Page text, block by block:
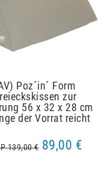
Poz´in´ Form
zur
56 x 32 x 28 cm
der Vorrat reicht
139,00 € 89,00 €